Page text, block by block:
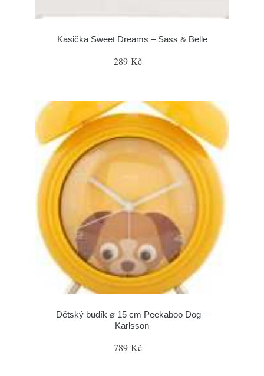
Kasička Sweet Dreams – Sass & Belle
289 Kč
Dětský budík ø 15 cm Peekaboo Dog –
Karlsson
789 Kč